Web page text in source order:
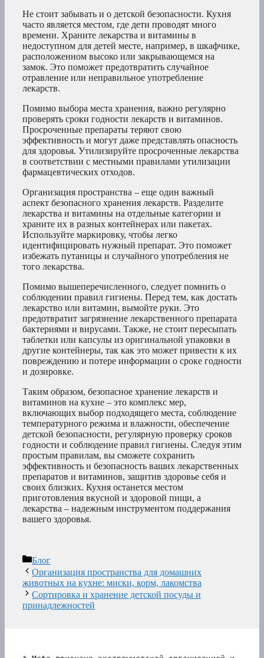
Не стоит забывать и о детской безопасности. Кухня
часто является местом, где дети проводят много
времени. Храните лекарства и витамины в
недоступном для детей месте, например, в шкафчике,
расположенном высоко или закрывающемся на
замок. Это поможет предотвратить случайное
отравление или неправильное употребление
лекарств.
Помимо выбора места хранения, важно регулярно
проверять сроки годности лекарств и витаминов.
Просроченные препараты теряют свою
эффективность и могут даже представлять опасность
для здоровья. Утилизируйте просроченные лекарства
в соответствии с местными правилами утилизации
фармацевтических отходов.
Организация пространства – еще один важный
аспект безопасного хранения лекарств. Разделите
лекарства и витамины на отдельные категории и
храните их в разных контейнерах или пакетах.
Используйте маркировку, чтобы легко
идентифицировать нужный препарат. Это поможет
избежать путаницы и случайного употребления не
того лекарства.
Помимо вышеперечисленного, следует помнить о
соблюдении правил гигиены. Перед тем, как достать
лекарство или витамин, вымойте руки. Это
предотвратит загрязнение лекарственного препарата
бактериями и вирусами. Также, не стоит пересыпать
таблетки или капсулы из оригинальной упаковки в
другие контейнеры, так как это может привести к их
повреждению и потере информации о сроке годности
и дозировке.
Таким образом, безопасное хранение лекарств и
витаминов на кухне – это комплекс мер,
включающих выбор подходящего места, соблюдение
температурного режима и влажности, обеспечение
детской безопасности, регулярную проверку сроков
годности и соблюдение правил гигиены. Следуя этим
простым правилам, вы сможете сохранить
эффективность и безопасность ваших лекарственных
препаратов и витаминов, защитив здоровье себя и
своих близких. Кухня останется местом
приготовления вкусной и здоровой пищи, а
лекарства – надежным инструментом поддержания
вашего здоровья.
Рубрики
Блог
Организация пространства для домашних
животных на кухне: миски, корм, лакомства
Сортировка и хранение детской посуды и
принадлежностей